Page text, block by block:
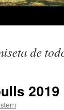
de
2019
istern